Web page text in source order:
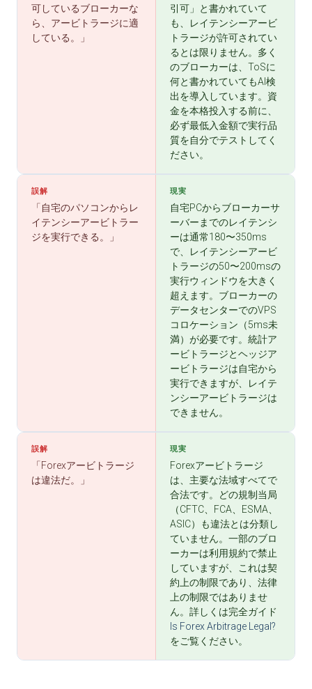
可しているブローカーな
ら、アービトラージに適
している。」
引可」と書かれていて
も、レイテンシーアービ
トラージが許可されてい
るとは限りません。多く
のブローカーは、ToSに
何と書かれていてもAI検
出を導入しています。資
金を本格投入する前に、
必ず最低入金額で実行品
質を自分でテストしてく
ださい。
誤解
「自宅のパソコンからレ
イテンシーアービトラー
ジを実行できる。」
現実
自宅PCからブローカーサ
ーバーまでのレイテンシ
ーは通常180〜350ms
で、レイテンシーアービ
トラージの50〜200msの
実行ウィンドウを大きく
超えます。ブローカーの
データセンターでのVPS
コロケーション（5ms未
満）が必要です。統計ア
ービトラージとヘッジア
ービトラージは自宅から
実行できますが、レイテ
ンシーアービトラージは
できません。
誤解
「Forexアービトラージ
は違法だ。」
現実
Forexアービトラージ
は、主要な法域すべてで
合法です。どの規制当局
（CFTC、FCA、ESMA、
ASIC）も違法とは分類し
ていません。一部のブロ
ーカーは利用規約で禁止
していますが、これは契
約上の制限であり、法律
上の制限ではありませ
ん。詳しくは完全ガイド
Is Forex Arbitrage Legal?
をご覧ください。